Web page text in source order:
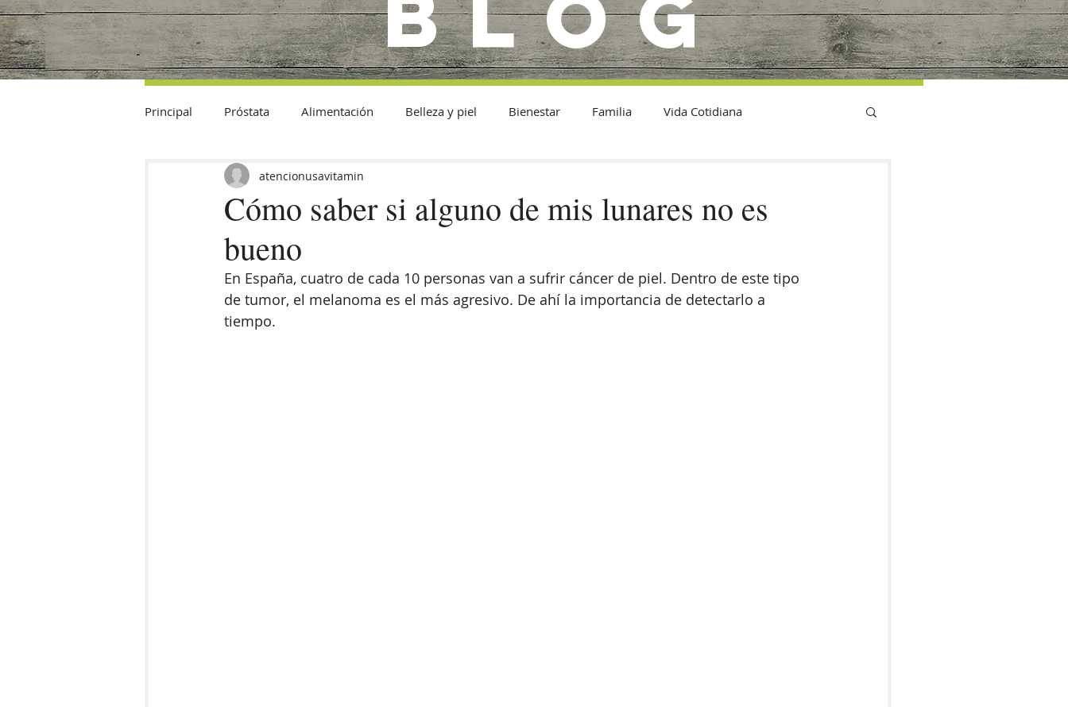
Principal Próstata Alimentación Belleza y piel Bienestar Familia Vida Cotidiana
Datos Curiosos
Cómo saber si alguno de mis lunares no es
bueno
atencionusavitamin
En España, cuatro de cada 10 personas van a sufrir cáncer de piel. Dentro de este tipo
de tumor, el melanoma es el más agresivo. De ahí la importancia de detectarlo a
tiempo.